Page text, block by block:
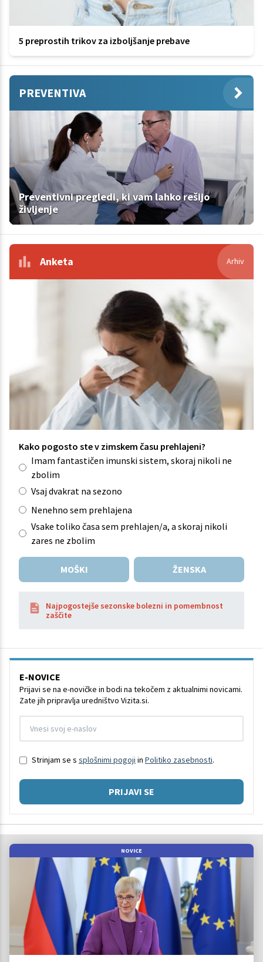
5 preprostih trikov za izboljšanje prebave
PREVENTIVA
Preventivni pregledi, ki vam lahko rešijo
življenje
Anketa Arhiv
Kako pogosto ste v zimskem času prehlajeni?
Imam fantastičen imunski sistem, skoraj nikoli ne
zbolim
Vsaj dvakrat na sezono
Nenehno sem prehlajena
Vsake toliko časa sem prehlajen/a, a skoraj nikoli
zares ne zbolim
MOŠKI ŽENSKA
Najpogostejše sezonske bolezni in pomembnost
zaščite
E-NOVICE
Prijavi se na e-novičke in bodi na tekočem z aktualnimi novicami.
Zate jih pripravlja uredništvo Vizita.si.
Strinjam se s splošnimi pogoji in Politiko zasebnosti.
PRIJAVI SE
NOVICE